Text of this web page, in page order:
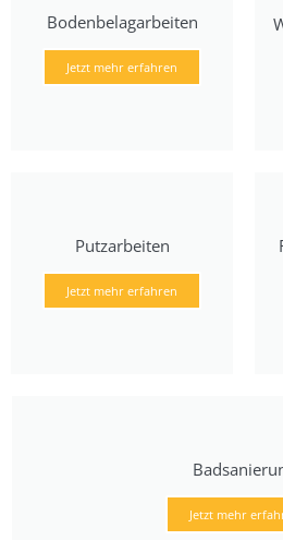
Bodenbelagarbeiten
Jetzt mehr erfahren
Putzarbeiten
Jetzt mehr erfahren
Jetzt mehr